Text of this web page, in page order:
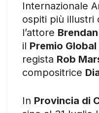
Internazionale
ospiti più illustri
l’attore
il Premio
regista Rob
compositrice
In Provincia di